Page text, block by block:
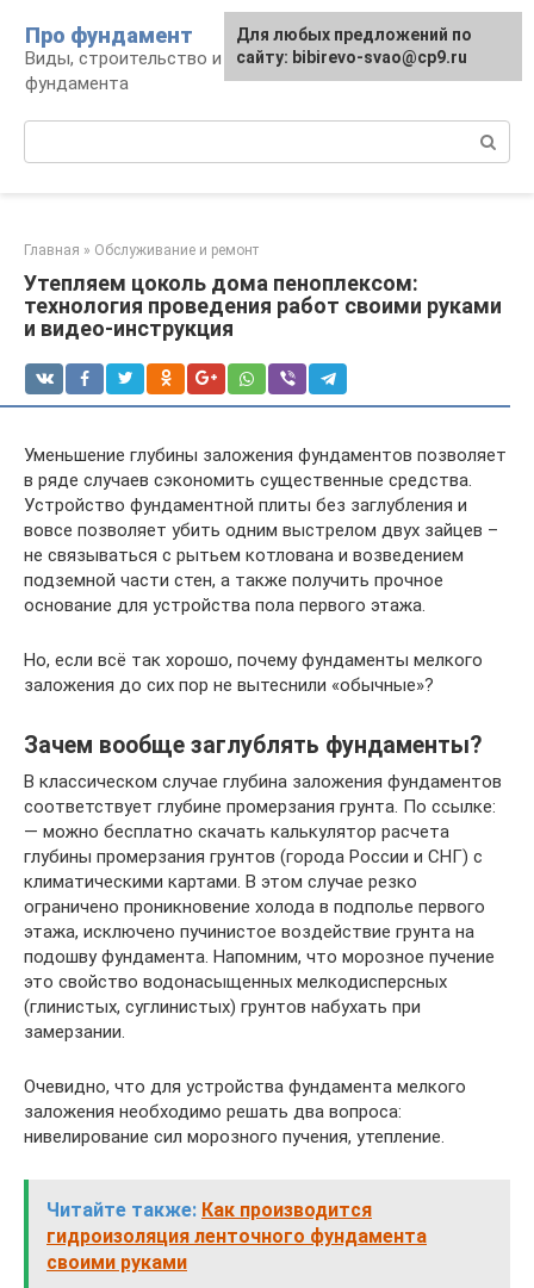
контенту
Про фундамент
Виды, строительство и обустройство
фундамента
Главная » Обслуживание и ремонт
Утепляем цоколь дома пеноплексом:
технология проведения работ своими руками
и видео-инструкция
Уменьшение глубины заложения фундаментов позволяет
в ряде случаев сэкономить существенные средства.
Устройство фундаментной плиты без заглубления и
вовсе позволяет убить одним выстрелом двух зайцев –
не связываться с рытьем котлована и возведением
подземной части стен, а также получить прочное
основание для устройства пола первого этажа.
Но, если всё так хорошо, почему фундаменты мелкого
заложения до сих пор не вытеснили «обычные»?
Зачем вообще заглублять фундаменты?
В классическом случае глубина заложения фундаментов
соответствует глубине промерзания грунта. По ссылке:
— можно бесплатно скачать калькулятор расчета
глубины промерзания грунтов (города России и СНГ) с
климатическими картами. В этом случае резко
ограничено проникновение холода в подполье первого
этажа, исключено пучинистое воздействие грунта на
подошву фундамента. Напомним, что морозное пучение
это свойство водонасыщенных мелкодисперсных
(глинистых, суглинистых) грунтов набухать при
замерзании.
Очевидно, что для устройства фундамента мелкого
заложения необходимо решать два вопроса:
нивелирование сил морозного пучения, утепление.
Читайте также: Как производится
гидроизоляция ленточного фундамента
своими руками
Для любых предложений по
сайту: bibirevo-svao@cp9.ru